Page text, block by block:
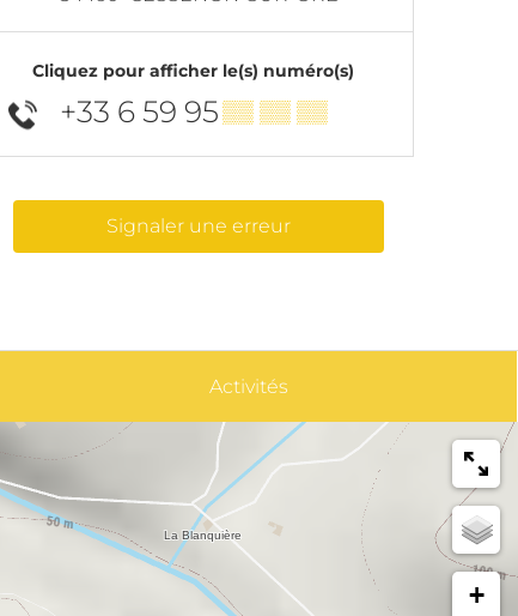
Cliquez pour afficher le(s) numéro(s)
+33 6 59 95▒▒ ▒▒ ▒▒
Signaler une erreur
Activités
+